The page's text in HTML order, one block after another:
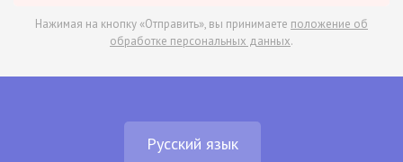
Нажимая на кнопку «Отправить», вы принимаете положение об
обработке персональных данных.
Русский язык